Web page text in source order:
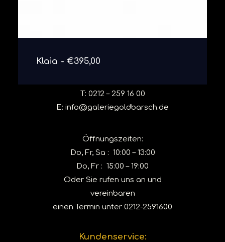
DETAILS ANSEHEN
Klaia €395,00
Gräfrather Markt 11
T: 0212 – 259 16 00
E: info@galeriegoldbarsch.de
Öffnungszeiten:
Do, Fr, Sa : 10:00 – 13:00
Do, Fr : 15:00 – 19:00
Oder Sie rufen uns an und
vereinbaren
einen Termin unter 0212-2591600
Kundenservice: